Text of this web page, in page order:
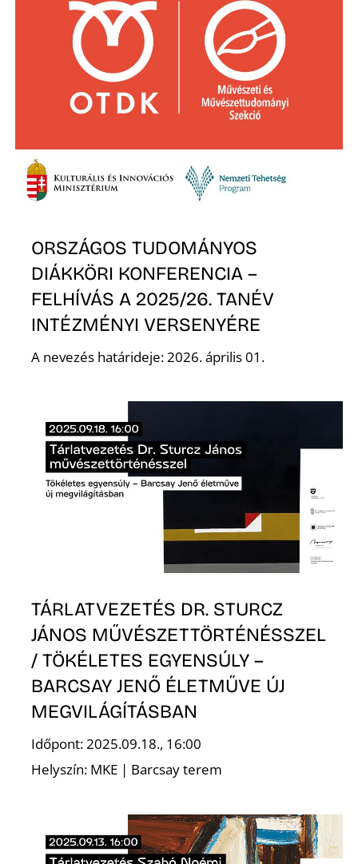
ORSZÁGOS TUDOMÁNYOS
DIÁKKÖRI KONFERENCIA –
FELHÍVÁS A 2025/26. TANÉV
INTÉZMÉNYI VERSENYÉRE
A nevezés határideje: 2026. április 01.
TÁRLATVEZETÉS DR. STURCZ
JÁNOS MŰVÉSZETTÖRTÉNÉSSZEL
/ TÖKÉLETES EGYENSÚLY –
BARCSAY JENŐ ÉLETMŰVE ÚJ
MEGVILÁGÍTÁSBAN
Időpont: 2025.09.18., 16:00
Helyszín: MKE | Barcsay terem